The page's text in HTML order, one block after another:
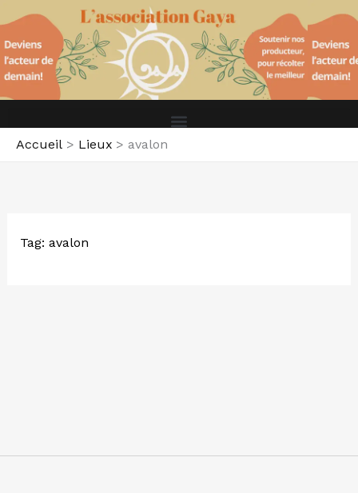
au
contenu
Accueil Lieux avalon
Tag: avalon